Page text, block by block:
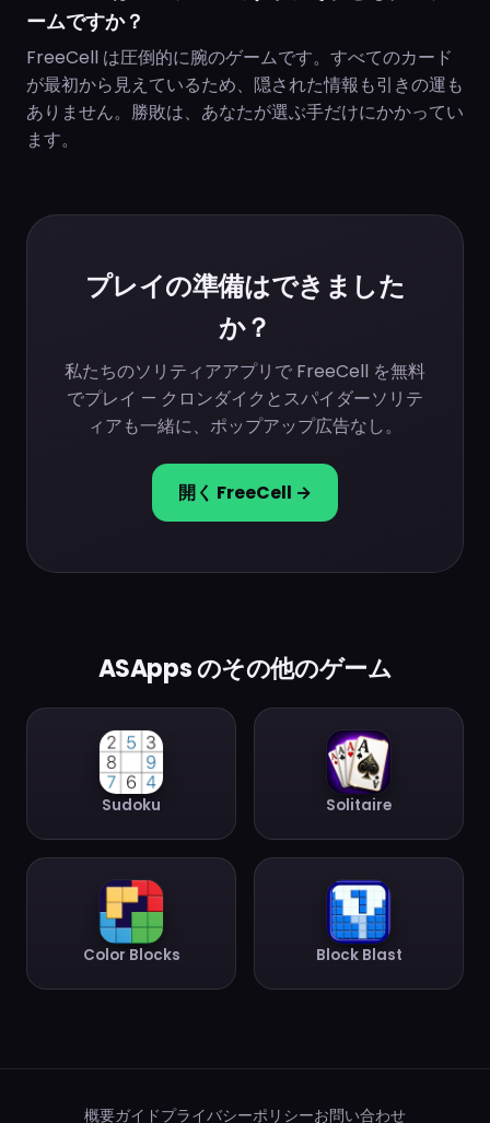
ームですか？
FreeCell は圧倒的に腕のゲームです。すべてのカード
が最初から見えているため、隠された情報も引きの運も
ありません。勝敗は、あなたが選ぶ手だけにかかってい
ます。
プレイの準備はできました
か？
私たちのソリティアアプリで FreeCell を無料
でプレイ — クロンダイクとスパイダーソリテ
ィアも一緒に、ポップアップ広告なし。
開く FreeCell →
ASApps のその他のゲーム
Sudoku Solitaire
Color Blocks Block Blast
概要ガイドプライバシーポリシーお問い合わせ